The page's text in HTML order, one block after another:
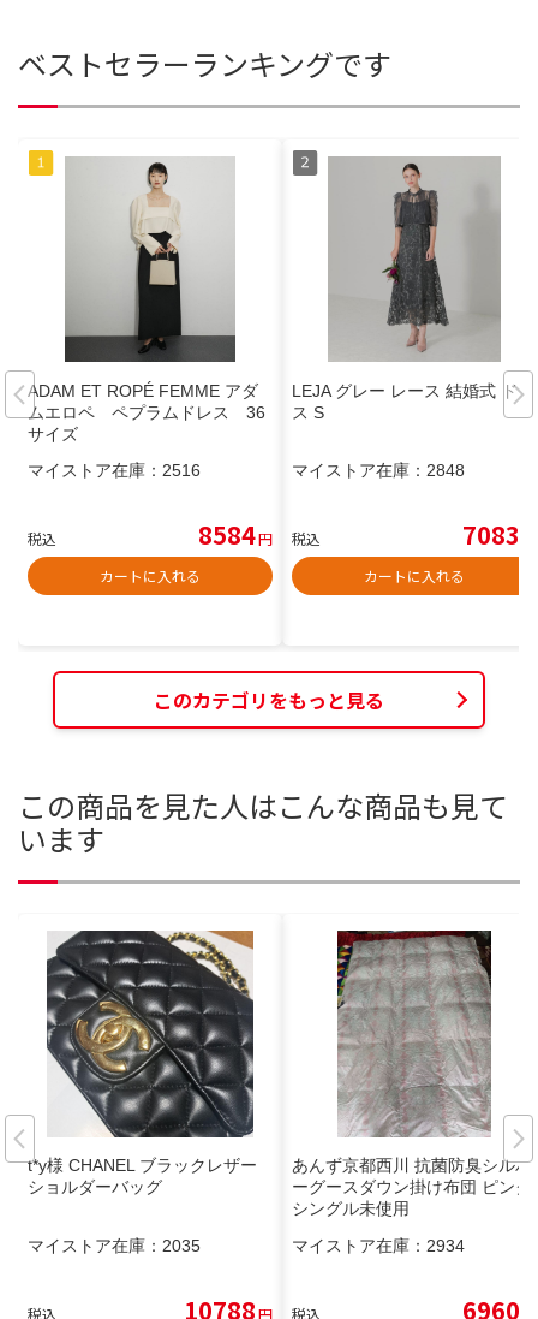
ベストセラーランキングです
ADAM ET ROPÉ FEMME アダ
ムエロペ ペプラムドレス 36
サイズ
マイストア在庫： 2516
税込 8584円
カートに入れる
LEJA グレー レース 結婚式 ドレ
ス S
マイストア在庫： 2848
税込 7083
カートに入れる
このカテゴリをもっと見る
この商品を見た人はこんな商品も見て
います
t*y様 CHANEL ブラックレザー
ショルダーバッグ
マイストア在庫： 2035
税込 10788円
あんず京都西川 抗菌防臭シルバ
ーグースダウン掛け布団 ピンク
シングル未使用
マイストア在庫： 2934
税込 6960